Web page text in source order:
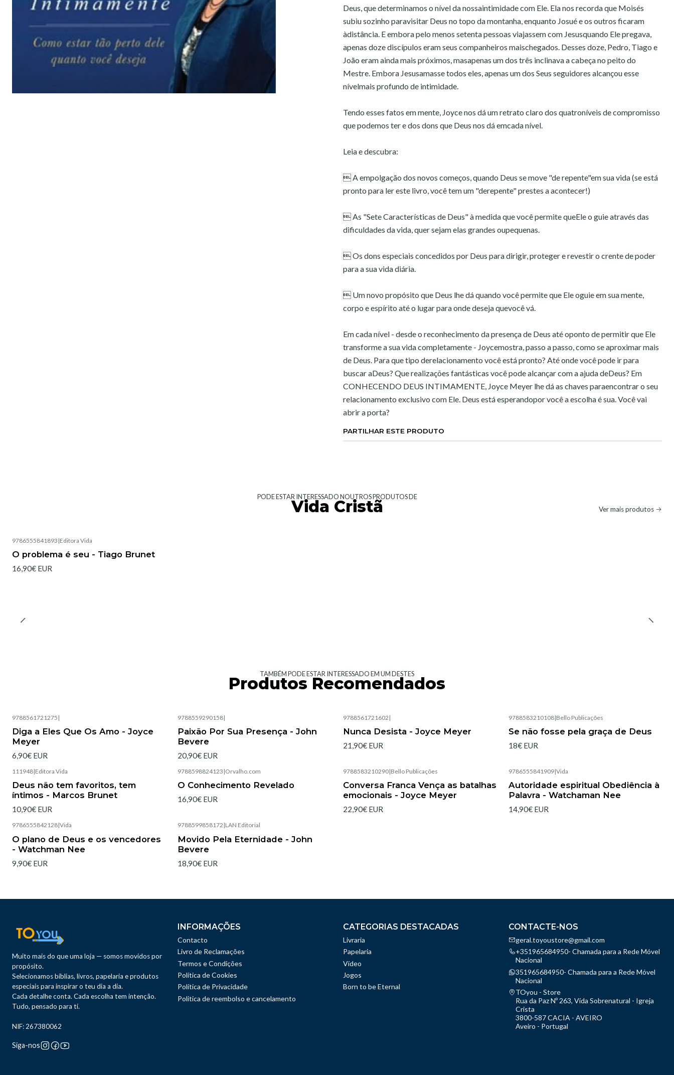
Deus, que determinamos o nível da nossaintimidade com Ele. Ela nos recorda que Moisés
subiu sozinho paravisitar Deus no topo da montanha, enquanto Josué e os outros ficaram
àdistância. E embora pelo menos setenta pessoas viajassem com Jesusquando Ele pregava,
apenas doze discípulos eram seus companheiros maischegados. Desses doze, Pedro, Tiago e
João eram ainda mais próximos, masapenas um dos três inclinava a cabeça no peito do
Mestre. Embora Jesusamasse todos eles, apenas um dos Seus seguidores alcançou esse
nívelmais profundo de intimidade.
Tendo esses fatos em mente, Joyce nos dá um retrato claro dos quatroníveis de compromisso
que podemos ter e dos dons que Deus nos dá emcada nível.
Leia e descubra:
 A empolgação dos novos começos, quando Deus se move "de repente"em sua vida (se está
pronto para ler este livro, você tem um "derepente" prestes a acontecer!)
 As "Sete Características de Deus" à medida que você permite queEle o guie através das
dificuldades da vida, quer sejam elas grandes oupequenas.
 Os dons especiais concedidos por Deus para dirigir, proteger e revestir o crente de poder
para a sua vida diária.
 Um novo propósito que Deus lhe dá quando você permite que Ele oguie em sua mente,
corpo e espírito até o lugar para onde deseja quevocê vá.
Em cada nível - desde o reconhecimento da presença de Deus até oponto de permitir que Ele
transforme a sua vida completamente - Joycemostra, passo a passo, como se aproximar mais
de Deus. Para que tipo derelacionamento você está pronto? Até onde você pode ir para
buscar aDeus? Que realizações fantásticas você pode alcançar com a ajuda deDeus? Em
CONHECENDO DEUS INTIMAMENTE, Joyce Meyer lhe dá as chaves paraencontrar o seu
relacionamento exclusivo com Ele. Deus está esperandopor você a escolha é sua. Você vai
abrir a porta?
PARTILHAR ESTE PRODUTO
PODE ESTAR INTERESSADO NOUTROS PRODUTOS DE
Vida Cristã Ver mais produtos
9786555841893 |Editora Vida
O problema é seu - Tiago Brunet
16,90€ EUR
TAMBÉM PODE ESTAR INTERESSADO EM UM DESTES
Produtos Recomendados
9788561721275 |
Diga a Eles Que Os Amo - Joyce
Meyer
6,90€ EUR
9788559290158|
Paixão Por Sua Presença - John
Bevere
20,90€ EUR
9788561721602 |
Nunca Desista - Joyce Meyer
21,90€ EUR
9788583210108|Bello Publicações
Se não fosse pela graça de Deus
18€ EUR
111948|Editora Vida
Deus não tem favoritos, tem
íntimos - Marcos Brunet
10,90€ EUR
9788598824123 |Orvalho.com
O Conhecimento Revelado
16,90€ EUR
9788583210290|Bello Publicações
Conversa Franca Vença as batalhas
emocionais - Joyce Meyer
22,90€ EUR
9786555841909|Vida
Autoridade espiritual Obediência à
Palavra - Watchaman Nee
14,90€ EUR
9786555842128|Vida
O plano de Deus e os vencedores
- Watchman Nee
9,90€ EUR
9788599858172 |LAN Editorial
Movido Pela Eternidade - John
Bevere
18,90€ EUR
Muito mais do que uma loja — somos movidos por
propósito.
Selecionamos bíblias, livros, papelaria e produtos
especiais para inspirar o teu dia a dia.
Cada detalhe conta. Cada escolha tem intenção.
Tudo, pensado para ti.
NIF: 267380062
Siga-nos
INFORMAÇÕES
Contacto
Livro de Reclamações
Termos e Condições
Política de Cookies
Política de Privacidade
Politica de reembolso e cancelamento
CATEGORIAS DESTACADAS
Livraria
Papelaria
Vídeo
Jogos
Born to be Eternal
CONTACTE-NOS
geral.toyoustore@gmail.com
+351965684950- Chamada para a Rede Móvel
Nacional
351965684950- Chamada para a Rede Móvel
Nacional
TOyou - Store
Rua da Paz Nº 263, Vida Sobrenatural - Igreja
Crista
3800-587 CACIA - AVEIRO
Aveiro - Portugal